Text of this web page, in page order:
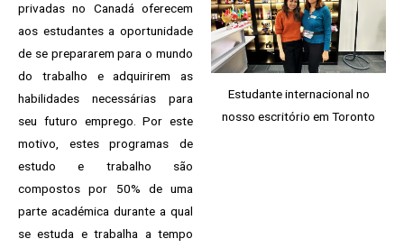
privadas no Canadá oferecem
aos estudantes a oportunidade
de se prepararem para o mundo
do trabalho e adquirirem as
habilidades necessárias para
seu futuro emprego. Por este
motivo, estes programas de
estudo e trabalho são
compostos por 50% de uma
parte académica durante a qual
se estuda e trabalha a tempo
Estudante internacional no
nosso escritório em Toronto